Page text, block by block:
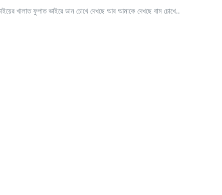
খালাত ফুপাত ভাইরে ডান চোখে দেখছে আর আমাকে দেখছে বাম চোখে..